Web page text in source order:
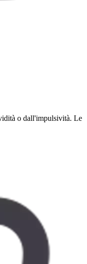
o dall'impulsività. Le